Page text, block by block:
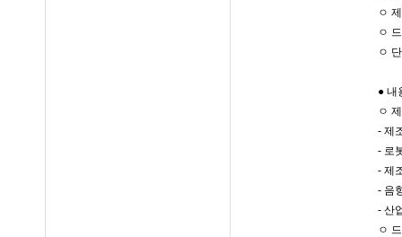
ㅇ
ㅇ
ㅇ
● 내
ㅇ
- 제
- 로
- 제
- 음
- 산
ㅇ